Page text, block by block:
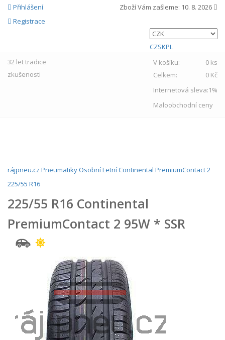
Přihlášení
Registrace
Zboží Vám zašleme: 10. 8. 2026
CZSKPL
32 lettradice
zkušenosti
V košíku:
0 ks
Celkem:
0 Kč
Internetová sleva:1%
Maloobchodní ceny
rájpneu.cz PneumatikyOsobníLetníContinental PremiumContact 2
225/55 R16
225/55 R16 Continental
PremiumContact 2 95W * SSR